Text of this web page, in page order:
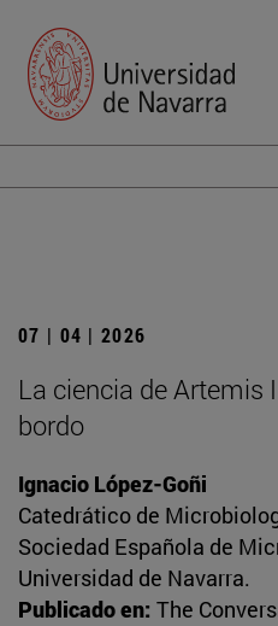
07 | 04 | 2026
La ciencia de Artemis
bordo
Ignacio López-Goñi
Catedrático de
Sociedad Española de
Universidad de Navarra.
Publicado en: The